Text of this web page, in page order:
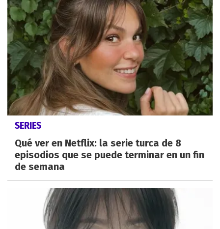
SERIES
Qué ver en Netflix: la serie turca de 8
episodios que se puede terminar en un fin
de semana